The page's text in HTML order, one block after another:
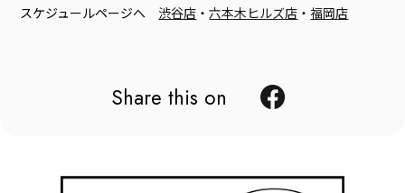
スケジュールページへ 渋谷店 ・六本木ヒルズ店 ・福岡店
Share this on